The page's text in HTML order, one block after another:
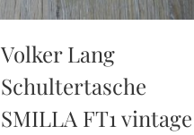
Volker Lang
Schultertasche
SMILLA FT1 vintage